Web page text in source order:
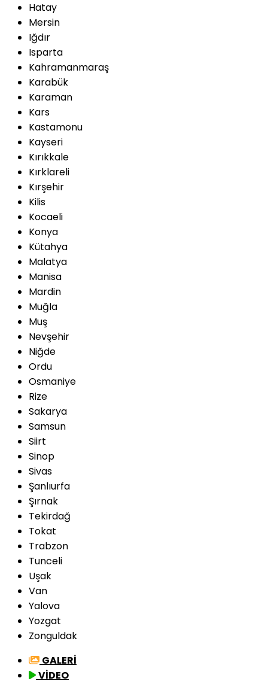
Hatay
Mersin
Iğdır
Isparta
Kahramanmaraş
Karabük
Karaman
Kars
Kastamonu
Kayseri
Kırıkkale
Kırklareli
Kırşehir
Kilis
Kocaeli
Konya
Kütahya
Malatya
Manisa
Mardin
Muğla
Muş
Nevşehir
Niğde
Ordu
Osmaniye
Rize
Sakarya
Samsun
Siirt
Sinop
Sivas
Şanlıurfa
Şırnak
Tekirdağ
Tokat
Trabzon
Tunceli
Uşak
Van
Yalova
Yozgat
Zonguldak
GALERİ
VİDEO